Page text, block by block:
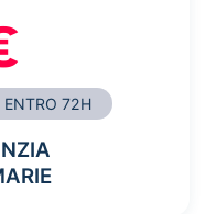
ENTRO 72H